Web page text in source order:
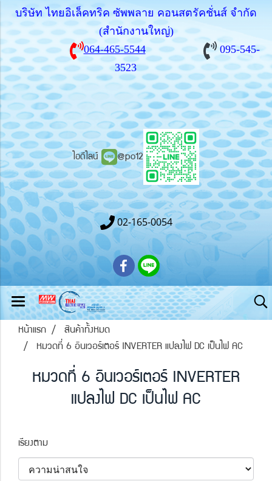
บริษัท ไทยอิเล็คทริค ซัพพลาย คอนสตรัคชั่นส์ จำกัด
(สำนักงานใหญ่)
064-465-5544
095-545-
3523
ไอดีไลน์ @po12
02-165-0054
หน้าแรก
สินค้าทั้งหมด
หมวดที่ 6 อินเวอร์เตอร์ INVERTER แปลงไฟ DC เป็นไฟ AC
หมวดที่ 6 อินเวอร์เตอร์ INVERTER
แปลงไฟ DC เป็นไฟ AC
เรียงตาม